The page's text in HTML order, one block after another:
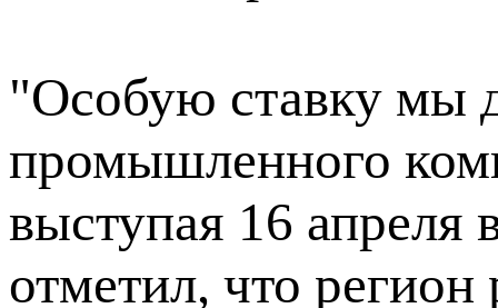
"Особую ставку мы
промышленного
выступая 16
отметил, что